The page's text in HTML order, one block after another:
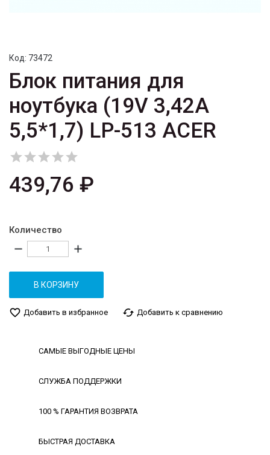
Код: 73472
Блок питания для
ноутбука (19V 3,42A
5,5*1,7) LP-513 ACER

439,76 ₽
Количество
remove add
В КОРЗИНУ
favorite_border Добавить в избранное cached Добавить к сравнению
САМЫЕ ВЫГОДНЫЕ ЦЕНЫ
СЛУЖБА ПОДДЕРЖКИ
100 % ГАРАНТИЯ ВОЗВРАТА
БЫСТРАЯ ДОСТАВКА